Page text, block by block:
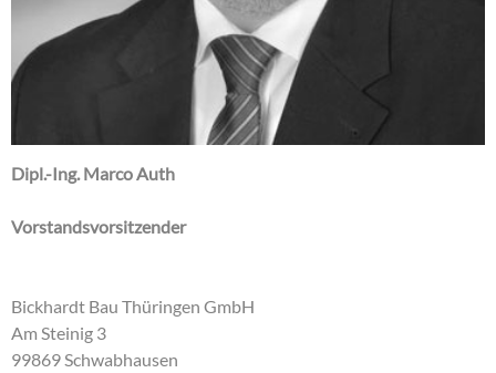
Dipl.-Ing. Marco Auth
Vorstandsvorsitzender
Bickhardt Bau Thüringen GmbH
Am Steinig 3
99869 Schwabhausen